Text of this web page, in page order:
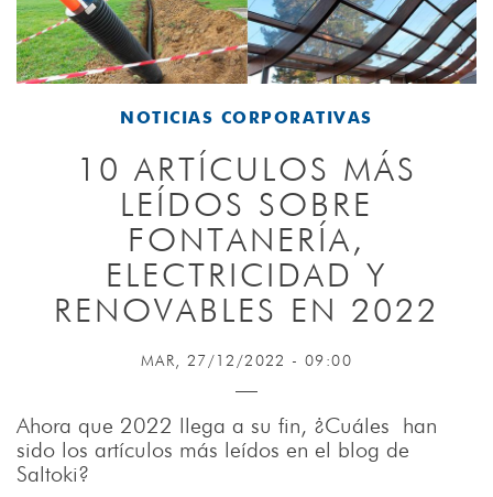
NOTICIAS CORPORATIVAS
10 ARTÍCULOS MÁS
LEÍDOS SOBRE
FONTANERÍA,
ELECTRICIDAD Y
RENOVABLES EN 2022
MAR, 27/12/2022 - 09:00
Ahora que 2022 llega a su fin, ¿Cuáles han
sido los artículos más leídos en el blog de
Saltoki?